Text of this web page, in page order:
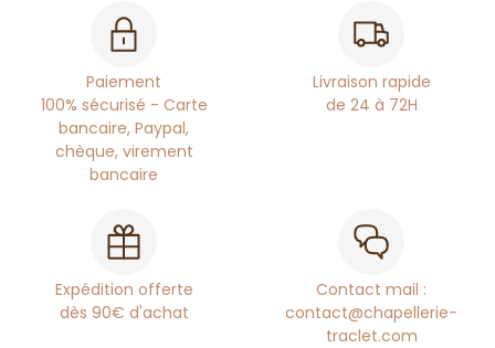
Paiement
100% sécurisé - Carte
bancaire, Paypal,
chèque, virement
bancaire
Livraison rapide
de 24 à 72H
Expédition offerte
dès 90€ d'achat
Contact mail :
contact@chapellerie-
traclet.com